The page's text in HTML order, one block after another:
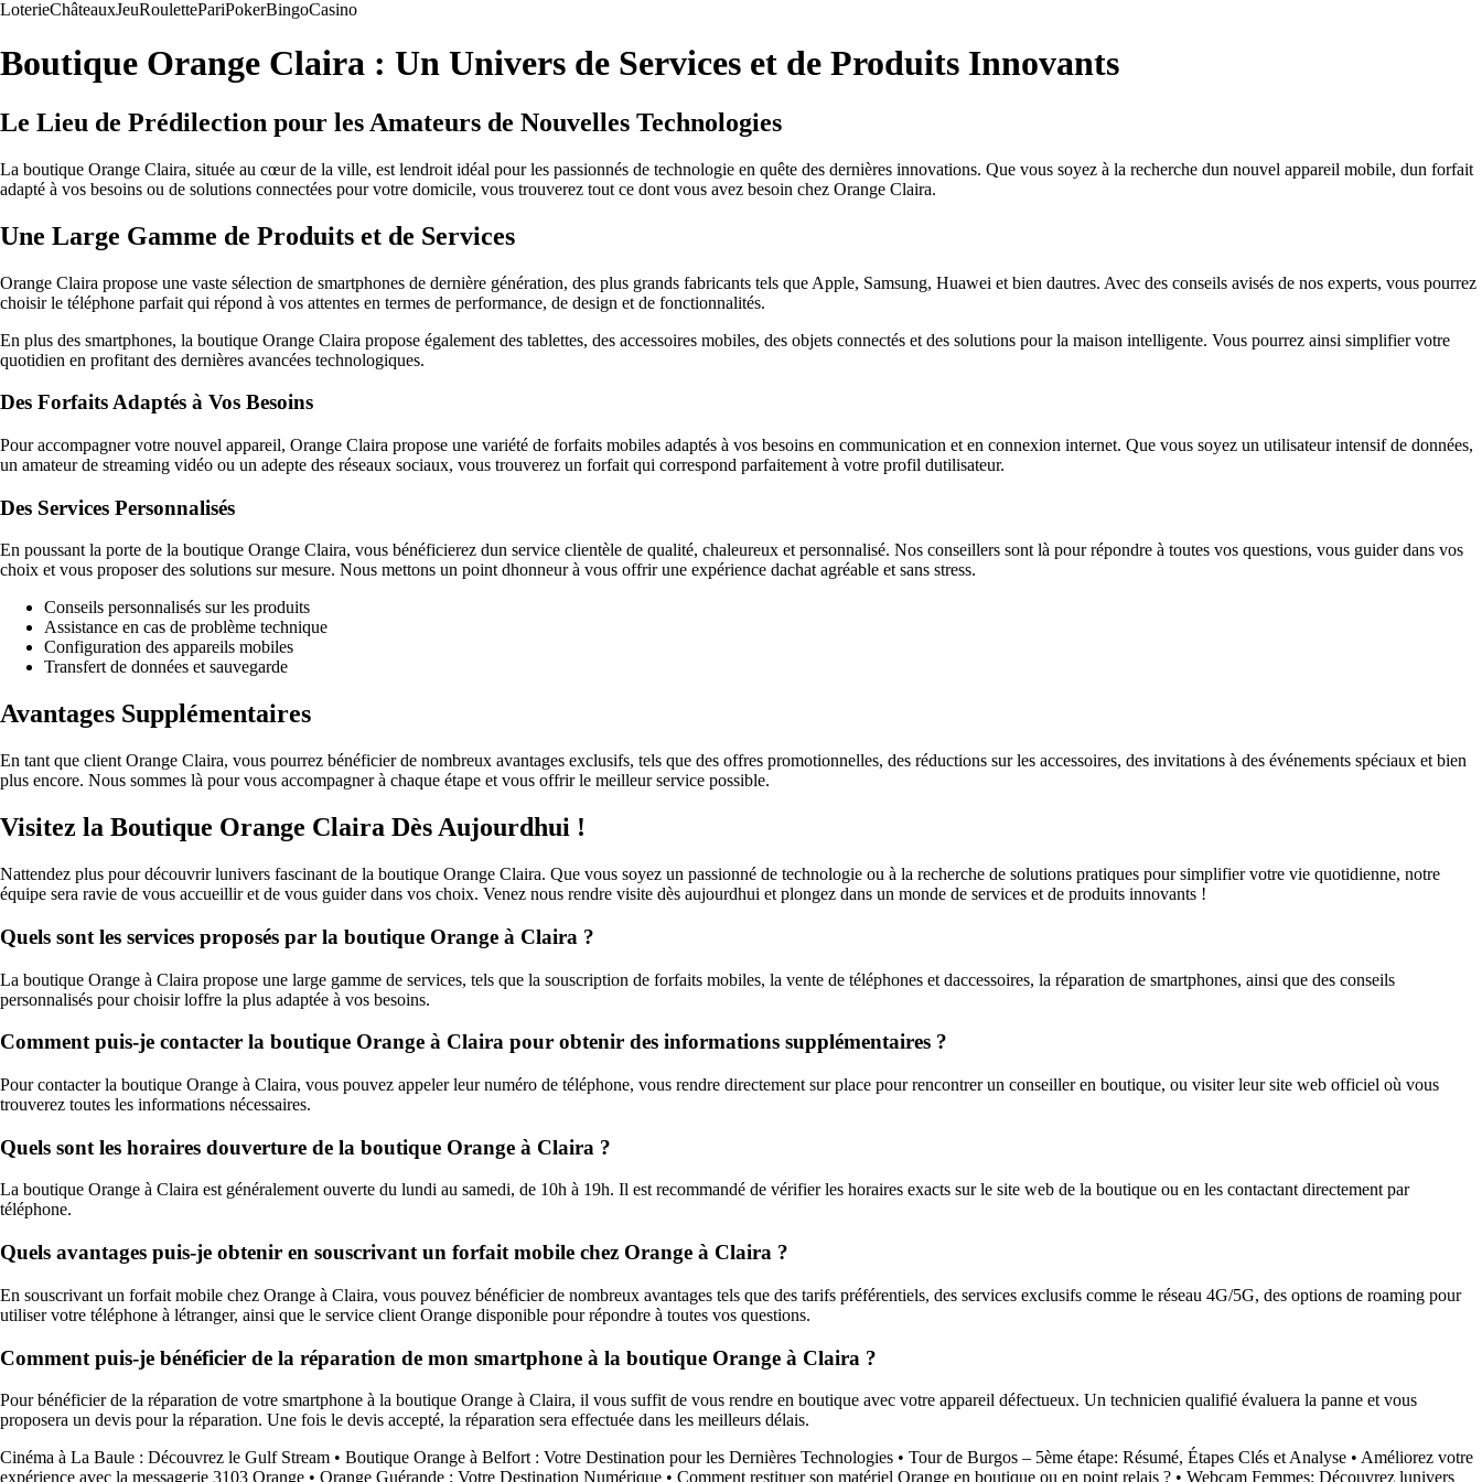
LoterieChâteauxJeuRoulettePariPokerBingoCasino
Boutique Orange Claira : Un Univers de Services et de Produits Innovants
Le Lieu de Prédilection pour les Amateurs de Nouvelles Technologies
La boutique Orange Claira, située au cœur de la ville, est lendroit idéal pour les passionnés de technologie en quête des dernières innovations. Que vous soyez à la recherche dun nouvel appareil mobile, dun forfait
adapté à vos besoins ou de solutions connectées pour votre domicile, vous trouverez tout ce dont vous avez besoin chez Orange Claira.
Une Large Gamme de Produits et de Services
Orange Claira propose une vaste sélection de smartphones de dernière génération, des plus grands fabricants tels que Apple, Samsung, Huawei et bien dautres. Avec des conseils avisés de nos experts, vous pourrez
choisir le téléphone parfait qui répond à vos attentes en termes de performance, de design et de fonctionnalités.
En plus des smartphones, la boutique Orange Claira propose également des tablettes, des accessoires mobiles, des objets connectés et des solutions pour la maison intelligente. Vous pourrez ainsi simplifier votre
quotidien en profitant des dernières avancées technologiques.
Des Forfaits Adaptés à Vos Besoins
Pour accompagner votre nouvel appareil, Orange Claira propose une variété de forfaits mobiles adaptés à vos besoins en communication et en connexion internet. Que vous soyez un utilisateur intensif de données,
un amateur de streaming vidéo ou un adepte des réseaux sociaux, vous trouverez un forfait qui correspond parfaitement à votre profil dutilisateur.
Des Services Personnalisés
En poussant la porte de la boutique Orange Claira, vous bénéficierez dun service clientèle de qualité, chaleureux et personnalisé. Nos conseillers sont là pour répondre à toutes vos questions, vous guider dans vos
choix et vous proposer des solutions sur mesure. Nous mettons un point dhonneur à vous offrir une expérience dachat agréable et sans stress.
Conseils personnalisés sur les produits
Assistance en cas de problème technique
Configuration des appareils mobiles
Transfert de données et sauvegarde
Avantages Supplémentaires
En tant que client Orange Claira, vous pourrez bénéficier de nombreux avantages exclusifs, tels que des offres promotionnelles, des réductions sur les accessoires, des invitations à des événements spéciaux et bien
plus encore. Nous sommes là pour vous accompagner à chaque étape et vous offrir le meilleur service possible.
Visitez la Boutique Orange Claira Dès Aujourdhui !
Nattendez plus pour découvrir lunivers fascinant de la boutique Orange Claira. Que vous soyez un passionné de technologie ou à la recherche de solutions pratiques pour simplifier votre vie quotidienne, notre
équipe sera ravie de vous accueillir et de vous guider dans vos choix. Venez nous rendre visite dès aujourdhui et plongez dans un monde de services et de produits innovants !
Quels sont les services proposés par la boutique Orange à Claira ?
La boutique Orange à Claira propose une large gamme de services, tels que la souscription de forfaits mobiles, la vente de téléphones et daccessoires, la réparation de smartphones, ainsi que des conseils
personnalisés pour choisir loffre la plus adaptée à vos besoins.
Comment puis-je contacter la boutique Orange à Claira pour obtenir des informations supplémentaires ?
Pour contacter la boutique Orange à Claira, vous pouvez appeler leur numéro de téléphone, vous rendre directement sur place pour rencontrer un conseiller en boutique, ou visiter leur site web officiel où vous
trouverez toutes les informations nécessaires.
Quels sont les horaires douverture de la boutique Orange à Claira ?
La boutique Orange à Claira est généralement ouverte du lundi au samedi, de 10h à 19h. Il est recommandé de vérifier les horaires exacts sur le site web de la boutique ou en les contactant directement par
téléphone.
Quels avantages puis-je obtenir en souscrivant un forfait mobile chez Orange à Claira ?
En souscrivant un forfait mobile chez Orange à Claira, vous pouvez bénéficier de nombreux avantages tels que des tarifs préférentiels, des services exclusifs comme le réseau 4G/5G, des options de roaming pour
utiliser votre téléphone à létranger, ainsi que le service client Orange disponible pour répondre à toutes vos questions.
Comment puis-je bénéficier de la réparation de mon smartphone à la boutique Orange à Claira ?
Pour bénéficier de la réparation de votre smartphone à la boutique Orange à Claira, il vous suffit de vous rendre en boutique avec votre appareil défectueux. Un technicien qualifié évaluera la panne et vous
proposera un devis pour la réparation. Une fois le devis accepté, la réparation sera effectuée dans les meilleurs délais.
Cinéma à La Baule : Découvrez le Gulf Stream • Boutique Orange à Belfort : Votre Destination pour les Dernières Technologies • Tour de Burgos – 5ème étape: Résumé, Étapes Clés et Analyse • Améliorez votre
expérience avec la messagerie 3103 Orange • Orange Guérande : Votre Destination Numérique • Comment restituer son matériel Orange en boutique ou en point relais ? • Webcam Femmes: Découvrez lunivers